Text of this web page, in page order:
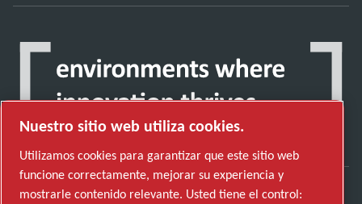
Nuestro sitio web utiliza cookies.
Utilizamos cookies para garantizar que este sitio web
funcione correctamente, mejorar su experiencia y
mostrarle contenido relevante. Usted tiene el control: